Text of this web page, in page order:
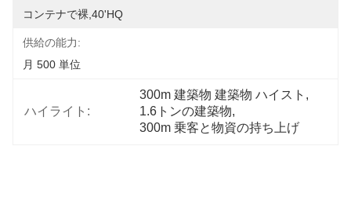
コンテナで裸,40'HQ
供給の能力:
月 500 単位
ハイライト:
300m 建築物 建築物 ハイスト ,
1.6トンの建築物,
300m 乗客と物資の持ち上げ